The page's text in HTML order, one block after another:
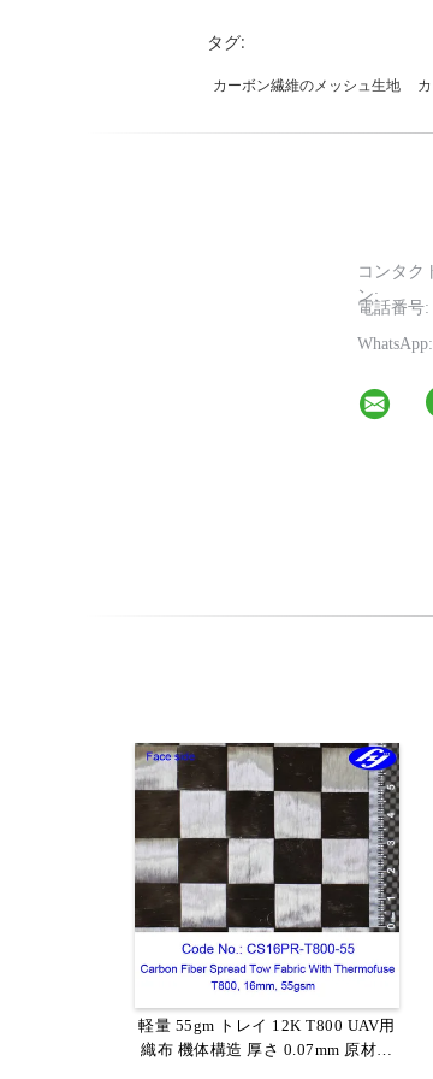
タグ:
カーボン繊維のメッシュ生地
コンタク
ン:
電話番号:
WhatsApp:
軽量 55gm トレイ 12K T800 UAV用
織布 機体構造 厚さ 0.07mm 原材料
車の装飾のためのあや織り3Kカーボ
ン繊維によって編まれる生地/明白